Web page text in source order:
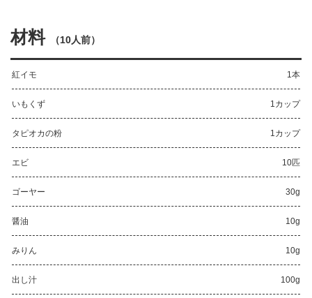
材料 （10人前）
紅イモ 1本
いもくず 1カップ
タピオカの粉 1カップ
エビ 10匹
ゴーヤー 30g
醤油 10g
みりん 10g
出し汁 100g